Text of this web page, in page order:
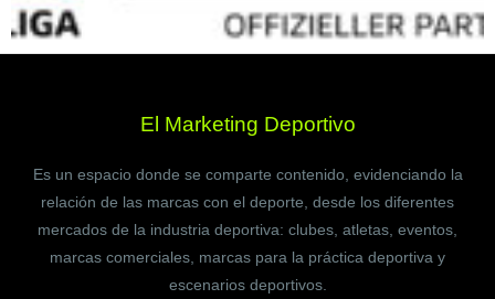
El Marketing Deportivo
Es un espacio donde se comparte contenido, evidenciando la
relación de las marcas con el deporte, desde los diferentes
mercados de la industria deportiva: clubes, atletas, eventos,
marcas comerciales, marcas para la práctica deportiva y
escenarios deportivos.